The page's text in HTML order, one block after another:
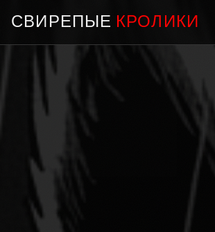
СВИРЕПЫЕ КРОЛИКИ